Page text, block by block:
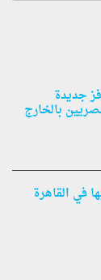
جديدة
بالخارج
في القاهرة